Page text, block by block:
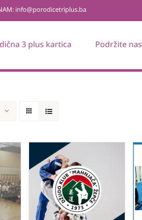
info@porodicetriplus.ba
3 plus kartica Podržite nas